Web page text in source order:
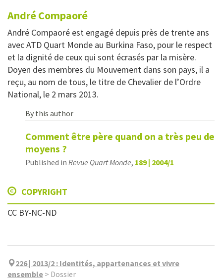
AndréCompaoré
André Compaoré est engagé depuis près de trente ans
avec ATD Quart Monde au Burkina Faso, pour le respect
et la dignité de ceux qui sont écrasés par la misère.
Doyen des membres du Mouvement dans son pays, il a
reçu, au nom de tous, le titre de Chevalier de l’Ordre
National, le 2 mars 2013.
By this author
Comment être père quand on a très peu de
moyens ?
Published in Revue Quart Monde, 189 | 2004/1
COPYRIGHT
CC BY-NC-ND
226 | 2013/2 : Identités, appartenances et vivre
ensemble > Dossier